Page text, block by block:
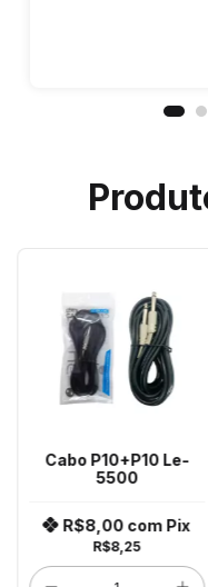
Cabo P10+P10 Le-
5500
R$8,25
R$8,00 com Pix